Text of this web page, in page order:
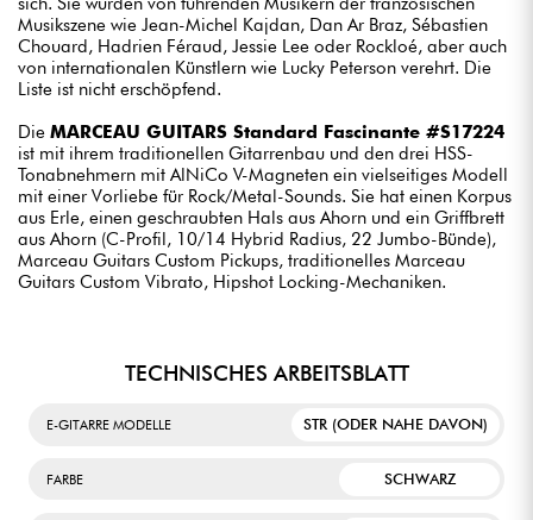
Musikszene wie Jean-Michel Kajdan, Dan Ar Braz, Sébastien
Chouard, Hadrien Féraud, Jessie Lee oder Rockloé, aber auch
von internationalen Künstlern wie Lucky Peterson verehrt. Die
Liste ist nicht erschöpfend.
Die MARCEAU GUITARS Standard Fascinante #S17224
ist mit ihrem traditionellen Gitarrenbau und den drei HSS-
Tonabnehmern mit AlNiCo V-Magneten ein vielseitiges Modell
mit einer Vorliebe für Rock/Metal-Sounds. Sie hat einen Korpus
aus Erle, einen geschraubten Hals aus Ahorn und ein Griffbrett
aus Ahorn (C-Profil, 10/14 Hybrid Radius, 22 Jumbo-Bünde),
Marceau Guitars Custom Pickups, traditionelles Marceau
Guitars Custom Vibrato, Hipshot Locking-Mechaniken.
TECHNISCHES ARBEITSBLATT
E-GITARRE MODELLE STR (ODER NAHE DAVON)
FARBE SCHWARZ